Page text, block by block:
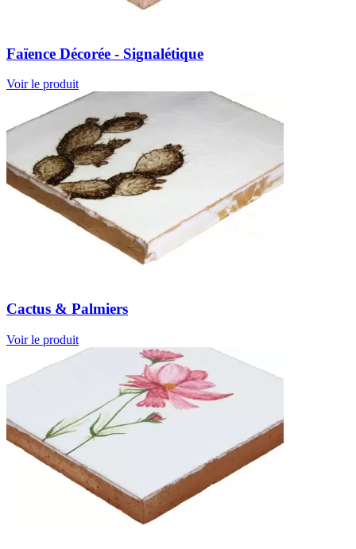
Faïence Décorée - Signalétique
Voir le produit
Cactus & Palmiers
Voir le produit